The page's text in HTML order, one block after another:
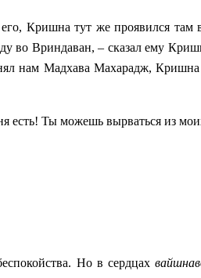
Кришна тут же проявился там
во Вриндаван, – сказал ему
нам Мадхава Махарадж,
есть! Ты можешь вырваться из
Но в сердцах